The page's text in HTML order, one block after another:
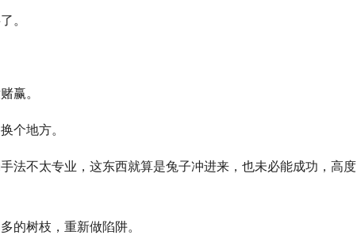
。
赢。
个地方。
法不太专业，这东西就算是兔子冲进来，也未必能成功，高度
的树枝，重新做陷阱。